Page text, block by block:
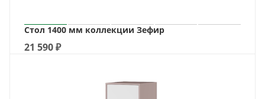
Стол 1400 мм коллекции Зефир
21 590₽